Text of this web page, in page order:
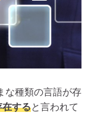
な種類の言語が存
在すると言われて